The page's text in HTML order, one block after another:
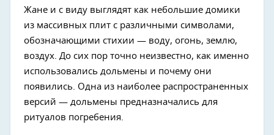
Жане и с виду выглядят как небольшие домики
из массивных плит с различными символами,
обозначающими стихии — воду, огонь, землю,
воздух. До сих пор точно неизвестно, как именно
использовались дольмены и почему они
появились. Одна из наиболее распространенных
версий — дольмены предназначались для
ритуалов погребения.